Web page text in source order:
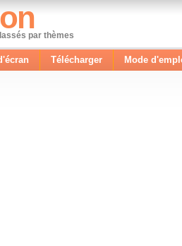
par thèmes
Télécharger Mode